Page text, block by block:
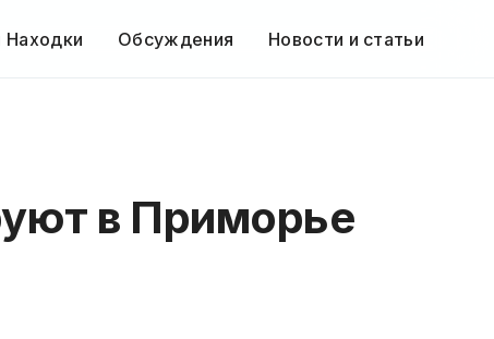
Находки Обсуждения Новости и статьи
в Приморье